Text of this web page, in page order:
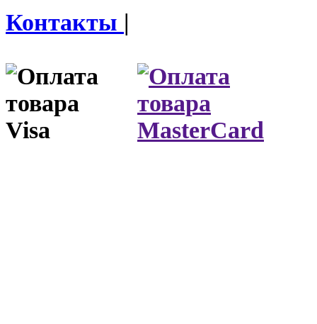
Контакты |